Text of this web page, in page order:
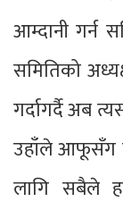
आम्दानी गर्न
समितिको
गर्दागर्दै अब
उहाँले आफूसँग
लागि सबैले